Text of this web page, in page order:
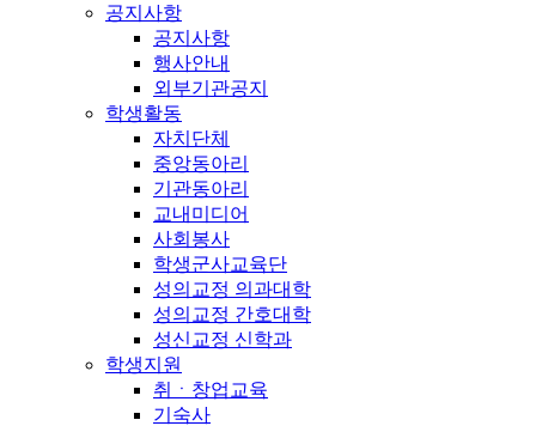
공지사항
공지사항
행사안내
외부기관공지
학생활동
자치단체
중앙동아리
기관동아리
교내미디어
사회봉사
학생군사교육단
성의교정 의과대학
성의교정 간호대학
성신교정 신학과
학생지원
취ㆍ창업교육
기숙사